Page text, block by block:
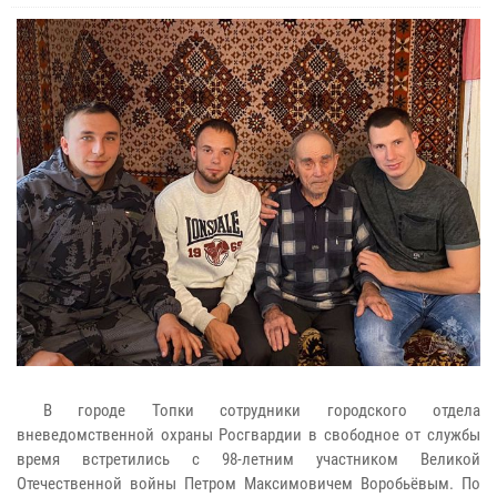
В городе Топки сотрудники городского отдела
вневедомственной охраны Росгвардии в свободное от службы
время встретились с 98-летним участником Великой
Отечественной войны Петром Максимовичем Воробьёвым. По